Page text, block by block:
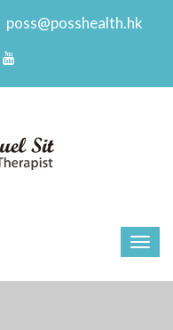
poss@posshealth.hk